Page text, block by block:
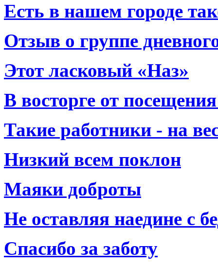
Есть в нашем городе
Отзыв о группе
Этот ласковый «Наз»
В восторге от
Такие работники - на
Низкий всем поклон
Маяки доброты
Не оставляя наедине с
Спасибо за заботу